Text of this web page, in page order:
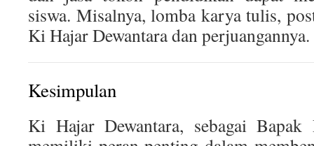
siswa. Misalnya, lomba karya tulis,
Ki Hajar Dewantara dan perjuangannya.
Kesimpulan
Ki Hajar Dewantara, sebagai Bapak